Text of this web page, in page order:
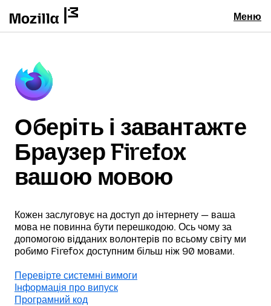
Меню
Оберіть і завантажте
Браузер Firefox
вашою мовою
Кожен заслуговує на доступ до інтернету — ваша
мова не повинна бути перешкодою. Ось чому за
допомогою відданих волонтерів по всьому світу ми
робимо Firefox доступним більш ніж 90 мовами.
Перевірте системні вимоги
Інформація про випуск
Програмний код